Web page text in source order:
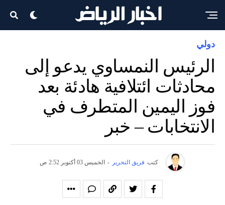
دولي
الرئيس النمساوي يدعو إلى
محادثات ائتلافية هادئة بعد
فوز اليمين المتطرف في
الانتخابات – خبر
كتب فريق التحرير - الخميس 03 أكتوبر 2:52 ص